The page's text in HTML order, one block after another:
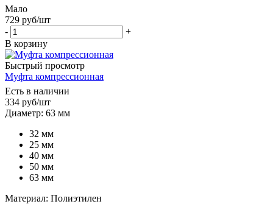
Мало
729 руб/шт
-
+
В корзину
Быстрый просмотр
Муфта компрессионная
Есть в наличии
334 руб/шт
Диаметр: 63 мм
32 мм
25 мм
40 мм
50 мм
63 мм
Материал: Полиэтилен